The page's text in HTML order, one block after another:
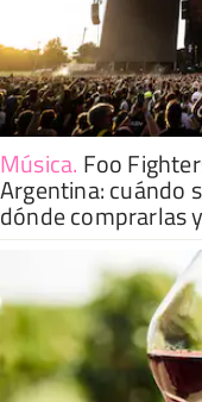
Música. Foo
Argentina: cuándo
dónde comprarlas